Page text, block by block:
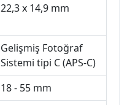
22,3 x 14,9 mm
Gelişmiş Fotoğraf
Sistemi tipi C (APS-C)
18 - 55 mm